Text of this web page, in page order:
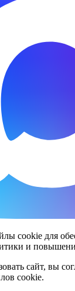
cookie для
и
сайт, вы
cookie.